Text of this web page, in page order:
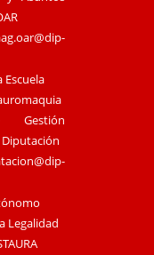
Gestión
Legalidad